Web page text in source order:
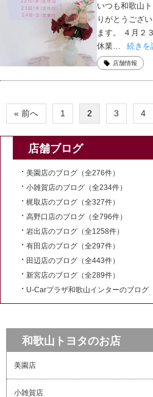
いつも和歌山
りがとうござ
ます。 ４月２
休業…
続きを
店舗情報
« 前へ 1 2 3 4
店舗ブログ
美園店のブログ（全276件）
小雑賀店のブログ（全234件）
梶取店のブログ（全327件）
高野口店のブログ（全796件）
岩出店のブログ（全1258件）
有田店のブログ（全297件）
田辺店のブログ（全443件）
新宮店のブログ（全289件）
U-Carプラザ和歌山インターのブログ
和歌山トヨタのお店
美園店
小雑賀店